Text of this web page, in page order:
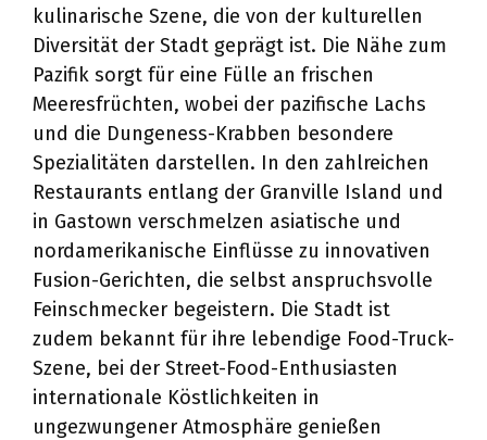
kulinarische Szene, die von der kulturellen
Diversität der Stadt geprägt ist. Die Nähe zum
Pazifik sorgt für eine Fülle an frischen
Meeresfrüchten, wobei der pazifische Lachs
und die Dungeness-Krabben besondere
Spezialitäten darstellen. In den zahlreichen
Restaurants entlang der Granville Island und
in Gastown verschmelzen asiatische und
nordamerikanische Einflüsse zu innovativen
Fusion-Gerichten, die selbst anspruchsvolle
Feinschmecker begeistern. Die Stadt ist
zudem bekannt für ihre lebendige Food-Truck-
Szene, bei der Street-Food-Enthusiasten
internationale Köstlichkeiten in
ungezwungener Atmosphäre genießen